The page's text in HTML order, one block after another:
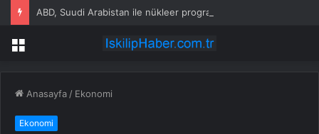
Menü
Anasayfa / Ekonomi
Ekonomi